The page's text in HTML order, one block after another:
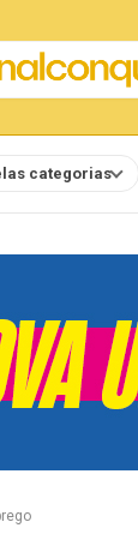
categorias